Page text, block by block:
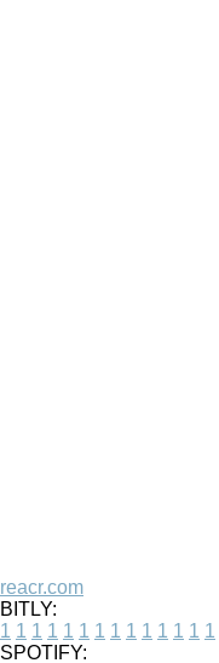
reacr.com
BITLY:
1 1 1 1 1 1 1 1 1 1 1 1 1 1
SPOTIFY: